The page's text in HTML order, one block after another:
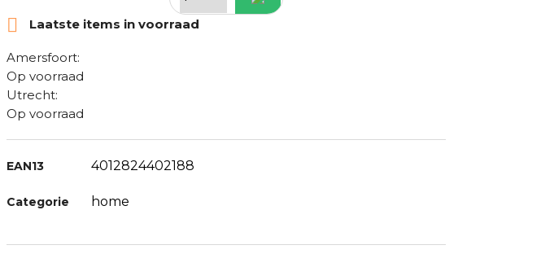
 Laatste items in voorraad
Amersfoort:
Op voorraad
Utrecht:
Op voorraad
EAN13 4012824402188
Categorie home